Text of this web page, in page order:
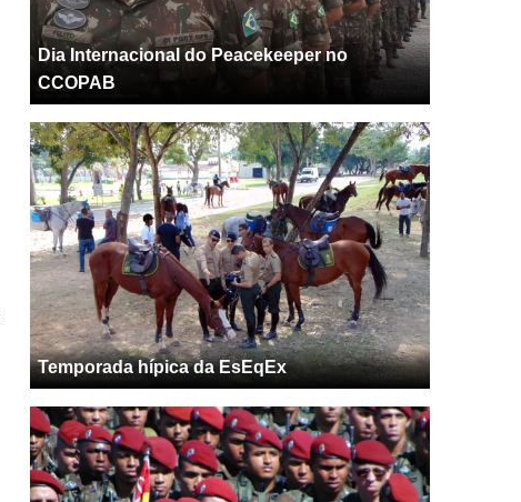
Dia Internacional do Peacekeeper no
CCOPAB
Temporada hípica da EsEqEx